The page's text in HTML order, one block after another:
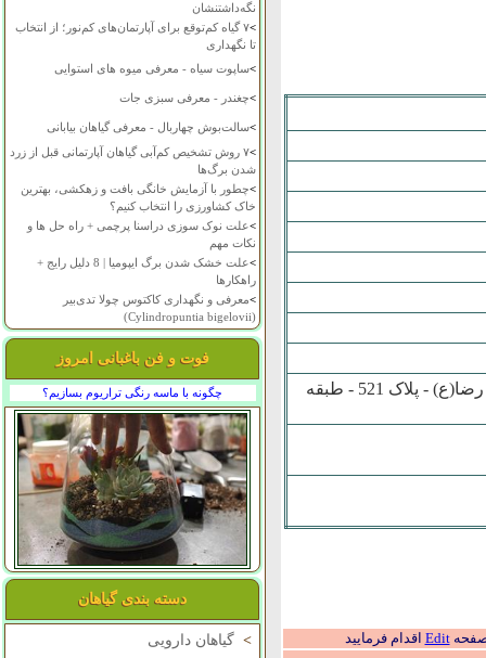
نگه‌داشتنشان
>
۷ گیاه کم‌توقع برای آپارتمان‌های کم‌نور؛ از انتخاب
تا نگهداری
>ساپوت سیاه - معرفی میوه های استوایی
>چغندر - معرفی سبزی جات
>سالت‌بوش چهاربال - معرفی گیاهان بیابانی
>
۷ روش تشخیص کم‌آبی گیاهان آپارتمانی قبل از زرد
شدن برگ‌ها
>چطور با آزمایش خانگی بافت و زهکشی، بهترین
خاک کشاورزی را انتخاب کنیم؟
>علت نوک سوزی دراسنا پرچمی + راه حل ها و
نکات مهم
>
علت خشک شدن برگ ایپومیا | 8 دلیل رایج +
راهکارها
>معرفی و نگهداری کاکتوس چولا تدی‌بیر
(Cylindropuntia bigelovii)
فوت و فن باغبانی امروز
چگونه با ماسه رنگی تراریوم بسازیم؟
دسته بندی گیاهان
> گیاهان دارویی
سراجار - روستاي شيرجوپشت - کوچه شهيد زائررضايي - خيابان امام رضا(ع) - پلاک 521 - طبقه
صفحهEdit اقدام فرمایید